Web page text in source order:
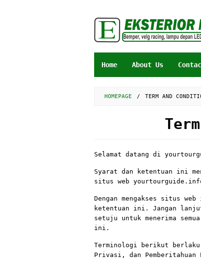
content
Home About Us
HOMEPAGE / TERM AND
Ramdani
Posted
7
April
Selamat datang di
Syarat dan ketentuan ini
situs web
Dengan mengakses situs
ketentuan ini. Jangan
setuju untuk menerima
ini.
Terminologi berikut
Privasi, dan